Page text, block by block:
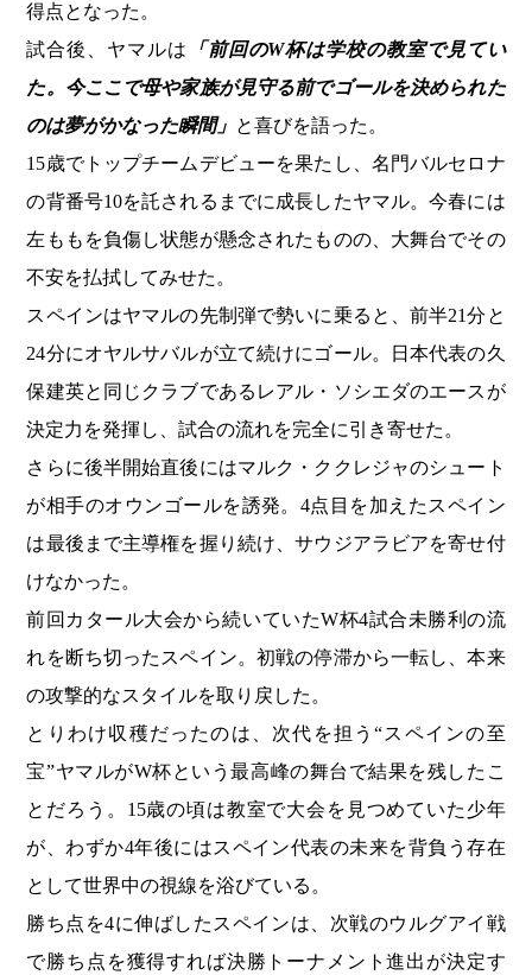
得点となった。
試合後、ヤマルは
「前回のW杯は学校の教室で見てい
た。今ここで母や家族が見守る前でゴールを決められた
のは夢がかなった瞬間」 と喜びを語った。
15歳でトップチームデビューを果たし、名門バルセロナ
の背番号10を託されるまでに成長したヤマル。今春には
左ももを負傷し状態が懸念されたものの、大舞台でその
不安を払拭してみせた。
スペインはヤマルの先制弾で勢いに乗ると、前半21分と
24分にオヤルサバルが立て続けにゴール。日本代表の久
保建英と同じクラブであるレアル・ソシエダのエースが
決定力を発揮し、試合の流れを完全に引き寄せた。
さらに後半開始直後にはマルク・ククレジャのシュート
が相手のオウンゴールを誘発。4点目を加えたスペイン
は最後まで主導権を握り続け、サウジアラビアを寄せ付
けなかった。
前回カタール大会から続いていたW杯4試合未勝利の流
れを断ち切ったスペイン。初戦の停滞から一転し、本来
の攻撃的なスタイルを取り戻した。
とりわけ収穫だったのは、次代を担う“スペインの至
宝”ヤマルがW杯という最高峰の舞台で結果を残したこ
とだろう。15歳の頃は教室で大会を見つめていた少年
が、わずか4年後にはスペイン代表の未来を背負う存在
として世界中の視線を浴びている。
勝ち点を4に伸ばしたスペインは、次戦のウルグアイ戦
で勝ち点を獲得すれば決勝トーナメント進出が決定す